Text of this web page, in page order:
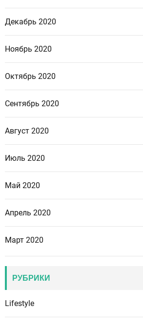
Декабрь 2020
Ноябрь 2020
Октябрь 2020
Сентябрь 2020
Август 2020
Июль 2020
Май 2020
Апрель 2020
Март 2020
РУБРИКИ
Lifestyle